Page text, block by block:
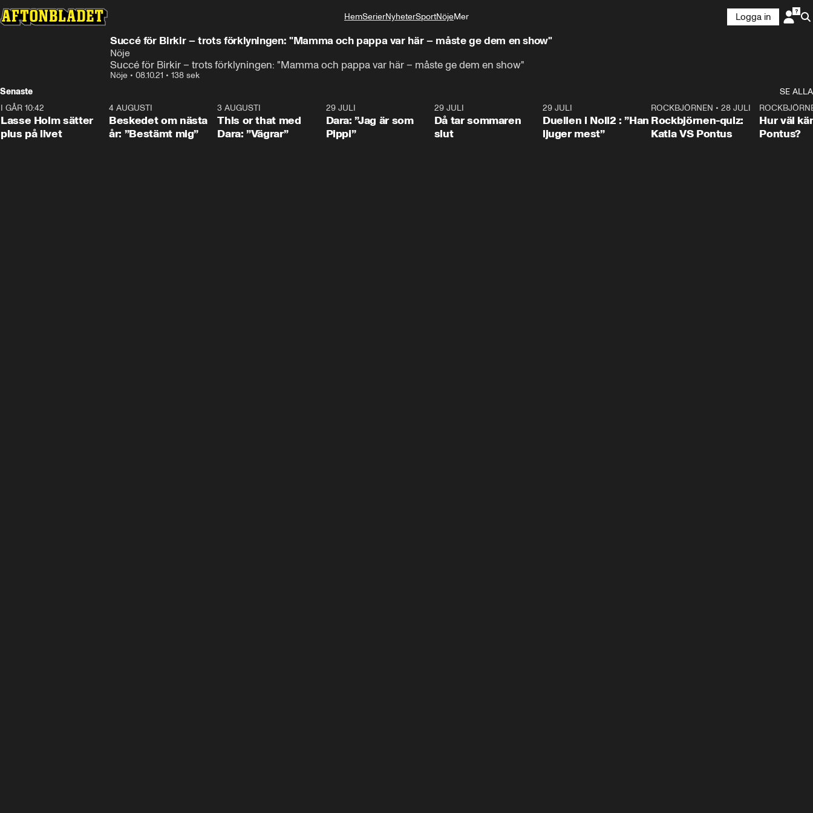
HemSerierNyheterSportNöjeMer
Livsstil
Logga in
Succé för Birkir – trots förklyningen: "Mamma och pappa var här – måste ge dem en show"
Nöje
Succé för Birkir – trots förklyningen: "Mamma och pappa var här – måste ge dem en show"
Nöje • 08.10.21 • 138 sek
Senaste
SE ALLA
1:04
I GÅR 10:42
Lasse Holm sätter
plus på livet
0:24
4 AUGUSTI
Beskedet om nästa
år: ”Bestämt mig”
3 AUGUSTI
This or that med
Dara: ”Vägrar”
29 JULI
Dara: ”Jag är som
Pippi”
29 JULI
Då tar sommaren
slut
29 JULI
Duellen i Noll2 : ”Han
ljuger mest”
0:15
ROCKBJÖRNEN •28 JULI
Rockbjörnen-quiz:
Katia VS Pontus
Hur väl
Pontus?